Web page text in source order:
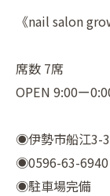
《nail salon
席数 7席
OPEN 9:00ー
◉伊勢市船江3-
◉0596-63-6940
◉駐車場完備